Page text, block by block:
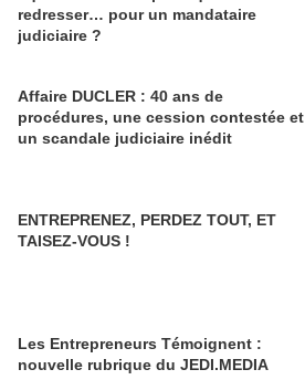
redresser… pour un mandataire
judiciaire ?
Affaire DUCLER : 40 ans de
procédures, une cession contestée et
un scandale judiciaire inédit
ENTREPRENEZ, PERDEZ TOUT, ET
TAISEZ-VOUS !
Les Entrepreneurs Témoignent :
nouvelle rubrique du JEDI.MEDIA